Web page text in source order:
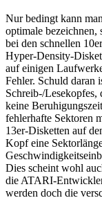
Nur bedingt kann
optimale bezeichnen,
bei den schnellen
Hyper-Density-
auf einigen
Fehler. Schuld daran
Schreib-/
keine
fehlerhafte Sektoren
13er-Disketten auf
Kopf eine
Dies scheint wohl
die ATARI-
werden doch die